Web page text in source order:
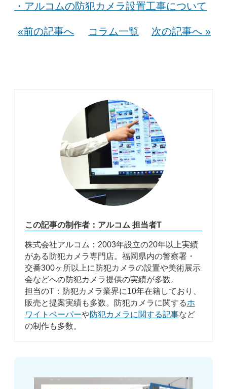
・アルコムの防犯カメラ設置工事について
«前の記事へ コラム一覧 次の記事へ »
この記事の制作者：アルコム 担当者T
株式会社アルコム：2003年設立の20年以上実績
がある防犯カメラ専門店。福岡県内の警察署・
交番300ヶ所以上に防犯カメラの設置や美術展示
会などへの防犯カメラ提供の実績が多数。
担当のT：防犯カメラ業界に10年在籍しており、
販売と提案実績も多数。防犯カメラに関するホ
ワイトペーパーや防犯カメラに関する記事など
の制作も多数。